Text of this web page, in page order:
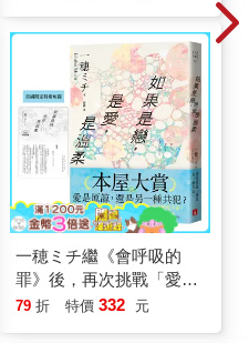
一穂ミチ繼《會呼吸的
罪》後，再次挑戰「愛」
與「惡」的邊界
79 折 特價 332 元